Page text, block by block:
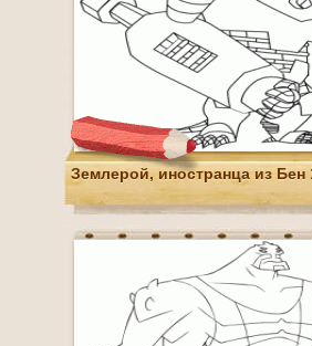
Землерой, иностранца из